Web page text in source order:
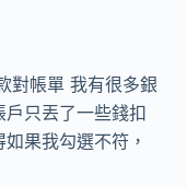
帳單 我有很多銀
只丟了一些錢扣
果我勾選不符，